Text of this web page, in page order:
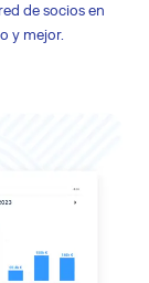
de socios en
y mejor.